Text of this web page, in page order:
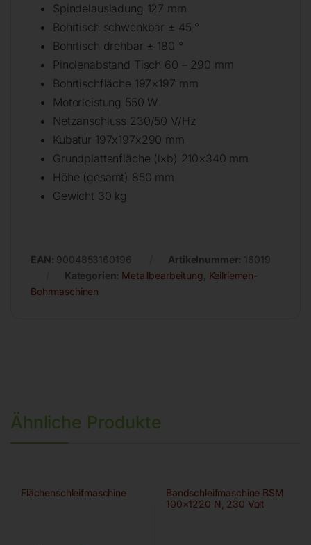
Spindelausladung 127 mm
Bohrtisch schwenkbar ± 45 °
Bohrtisch drehbar ± 180 °
Pinolenabstand Tisch 60 – 290 mm
Bohrtischfläche 197×197 mm
Motorleistung 550 W
Netzanschluss 230/50 V/Hz
Kubatur 197x197x290 mm
Grundplattenfläche (lxb) 210×340 mm
Höhe (gesamt) 850 mm
Gewicht 30 kg
EAN: 9004853160196 Artikelnummer: 16019
Kategorien: Metallbearbeitung Keilriemen-
Bohrmaschinen
Ähnliche Produkte
Flächenschleifmaschine
Bandschleifmaschine BSM
100×1220 N, 230 Volt